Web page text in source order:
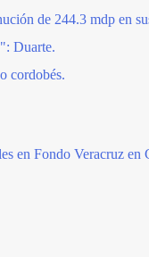
de 244.3 mdp en
Duarte.
cordobés.
en Fondo Veracruz en